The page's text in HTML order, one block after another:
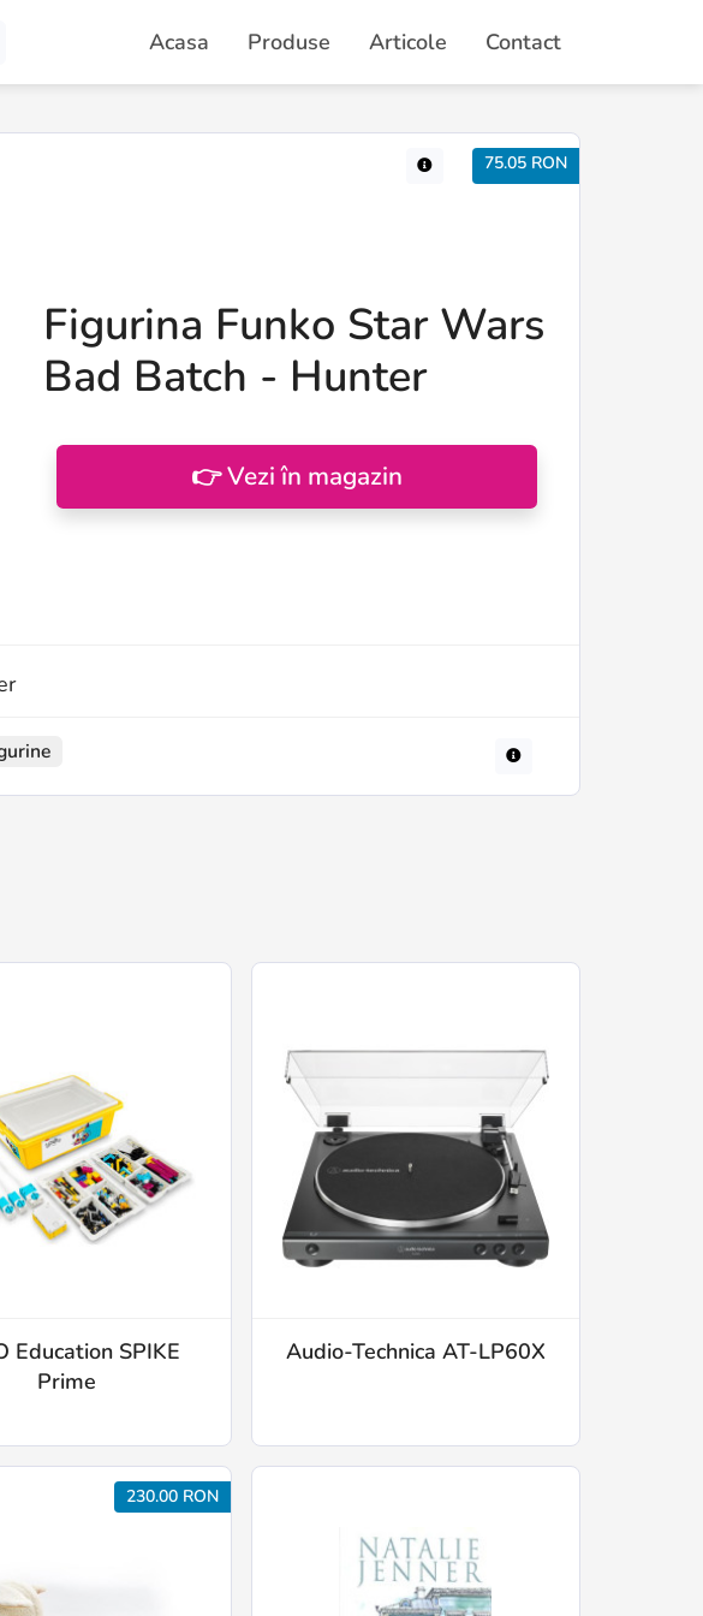
Acasa Produse Articole Contact
75.05 RON
Figurina Funko Star Wars
Bad Batch - Hunter
👉 Vezi în magazin
Education SPIKE
Prime
Audio-Technica AT-LP60X
230.00 RON